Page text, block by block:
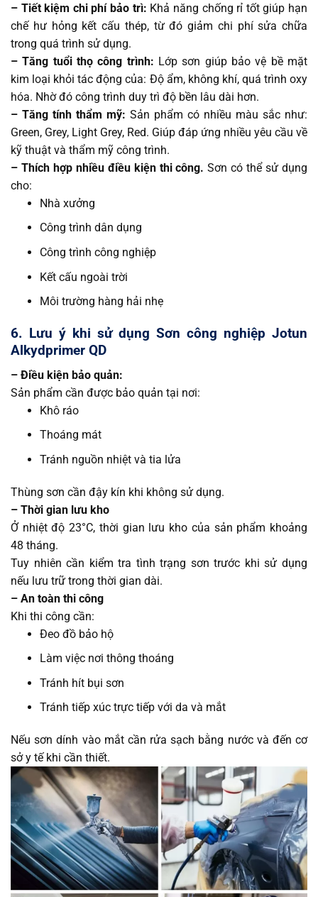
– Tiết kiệm chi phí bảo trì: Khả năng chống rỉ tốt giúp hạn
chế hư hỏng kết cấu thép, từ đó giảm chi phí sửa chữa
trong quá trình sử dụng.
– Tăng tuổi thọ công trình: Lớp sơn giúp bảo vệ bề mặt
kim loại khỏi tác động của: Độ ẩm, không khí, quá trình oxy
hóa. Nhờ đó công trình duy trì độ bền lâu dài hơn.
– Tăng tính thẩm mỹ: Sản phẩm có nhiều màu sắc như:
Green, Grey, Light Grey, Red. Giúp đáp ứng nhiều yêu cầu về
kỹ thuật và thẩm mỹ công trình.
– Thích hợp nhiều điều kiện thi công. Sơn có thể sử dụng
cho:
Nhà xưởng
Công trình dân dụng
Công trình công nghiệp
Kết cấu ngoài trời
Môi trường hàng hải nhẹ
6. Lưu ý khi sử dụng Sơn công nghiệp Jotun
Alkydprimer QD
– Điều kiện bảo quản:
Sản phẩm cần được bảo quản tại nơi:
Khô ráo
Thoáng mát
Tránh nguồn nhiệt và tia lửa
Thùng sơn cần đậy kín khi không sử dụng.
– Thời gian lưu kho
Ở nhiệt độ 23°C, thời gian lưu kho của sản phẩm khoảng
48 tháng.
Tuy nhiên cần kiểm tra tình trạng sơn trước khi sử dụng
nếu lưu trữ trong thời gian dài.
– An toàn thi công
Khi thi công cần:
Đeo đồ bảo hộ
Làm việc nơi thông thoáng
Tránh hít bụi sơn
Tránh tiếp xúc trực tiếp với da và mắt
Nếu sơn dính vào mắt cần rửa sạch bằng nước và đến cơ
sở y tế khi cần thiết.